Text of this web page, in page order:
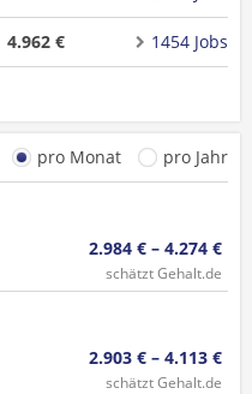
4.962 € 1454 Jobs
pro Monat
pro Jahr
2.984 € – 4.274 €
schätzt Gehalt.de
2.903 € – 4.113 €
schätzt Gehalt.de